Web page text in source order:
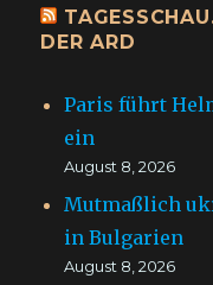
DER ARD
Paris führt
ein
August 8, 2026
Mutmaßlich
in Bulgarien
August 8, 2026